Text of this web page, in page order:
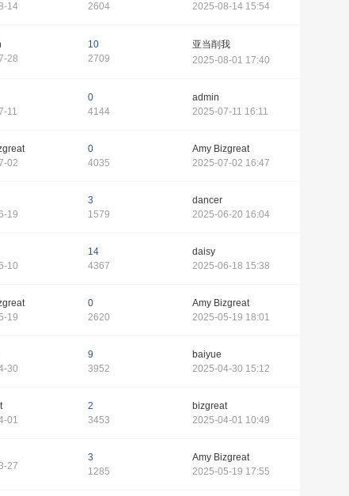
14
2604
2025-08-14 15:54
28
10
2709
亚当削我
2025-08-01 17:40
11
0
4144
admin
2025-07-11 16:11
02
0
4035
Amy Bizgreat
2025-07-02 16:47
19
3
1579
dancer
2025-06-20 16:04
10
14
4367
daisy
2025-06-18 15:38
19
0
2620
Amy Bizgreat
2025-05-19 18:01
30
9
3952
baiyue
2025-04-30 15:12
01
2
3453
bizgreat
2025-04-01 10:49
27
3
1285
Amy Bizgreat
2025-05-19 17:55